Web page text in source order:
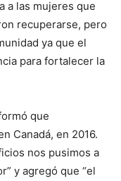
a las mujeres que
recuperarse, pero
ya que el
para fortalecer la
que
Canadá, en 2016.
nos pusimos a
y agregó que “el